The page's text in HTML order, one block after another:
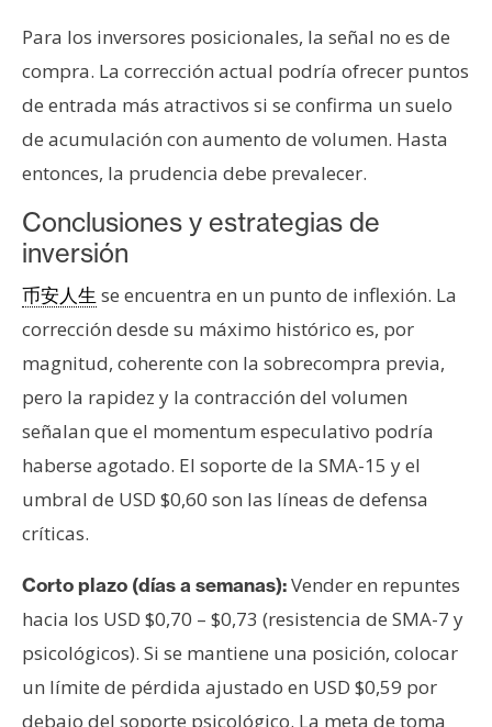
Para los inversores posicionales, la señal no es de
compra. La corrección actual podría ofrecer puntos
de entrada más atractivos si se confirma un suelo
de acumulación con aumento de volumen. Hasta
entonces, la prudencia debe prevalecer.
Conclusiones y estrategias de
inversión
币安人生 se encuentra en un punto de inflexión. La
corrección desde su máximo histórico es, por
magnitud, coherente con la sobrecompra previa,
pero la rapidez y la contracción del volumen
señalan que el momentum especulativo podría
haberse agotado. El soporte de la SMA-15 y el
umbral de USD $0,60 son las líneas de defensa
críticas.
Corto plazo (días a semanas):Vender en repuntes
hacia los USD $0,70 – $0,73 (resistencia de SMA-7 y
psicológicos). Si se mantiene una posición, colocar
un límite de pérdida ajustado en USD $0,59 por
debajo del soporte psicológico. La meta de toma